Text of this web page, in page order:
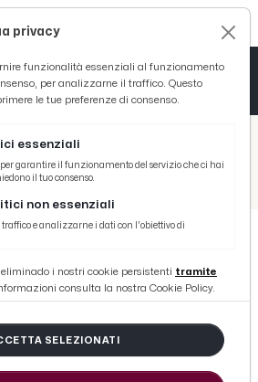
/ Picenotime
Comunicati Stampa
di animazione del territorio, seconda fase prevista in autunno
la prima fase
del territorio,
prevista in autunno
privacy
funzionalità essenziali al funzionamento
per analizzarne il traffico. Questo
le tue preferenze di consenso.
essenziali
per garantire il funzionamento del servizio che ci hai
il tuo consenso.
non essenziali
e analizzarne i dati con l'obiettivo di
eliminado i nostri cookie persistenti tramite
consulta la nostra Cookie Policy.
SELEZIONATI